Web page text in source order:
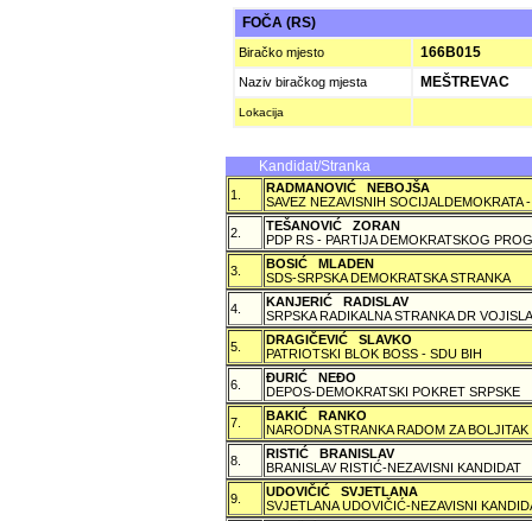
FOČA (RS)
Biračko mjesto 166B015
Naziv biračkog mjesta MEŠTREVAC
Lokacija
Kandidat/Stranka
1.
RADMANOVIĆ NEBOJŠA
SAVEZ NEZAVISNIH SOCIJALDEMOKRATA
2.
TEŠANOVIĆ ZORAN
PDP RS - PARTIJA DEMOKRATSKOG
3.
BOSIĆ MLADEN
SDS-SRPSKA DEMOKRATSKA STRANKA
4.
KANJERIĆ RADISLAV
SRPSKA RADIKALNA STRANKA DR
5.
DRAGIČEVIĆ SLAVKO
PATRIOTSKI BLOK BOSS - SDU BIH
6.
ÐURIĆ NEÐO
DEPOS-DEMOKRATSKI POKRET SRPSKE
7.
BAKIĆ RANKO
NARODNA STRANKA RADOM ZA BOLJITAK
8.
RISTIĆ BRANISLAV
BRANISLAV RISTIĆ-NEZAVISNI KANDIDAT
9.
UDOVIČIĆ SVJETLANA
SVJETLANA UDOVIČIĆ-NEZAVISNI